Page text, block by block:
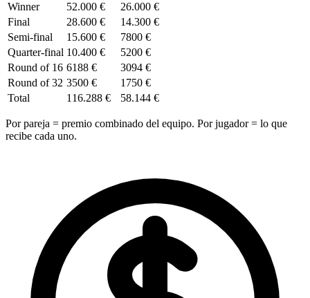
Winner
52.000 €
26.000 €
Final
28.600 €
14.300 €
Semi-final
15.600 €
7800 €
Quarter-final 10.400 €
5200 €
Round of 16 6188 €
3094 €
Round of 32 3500 €
1750 €
Total
116.288 € 58.144 €
Por pareja = premio combinado del equipo. Por jugador = lo que
recibe cada uno.